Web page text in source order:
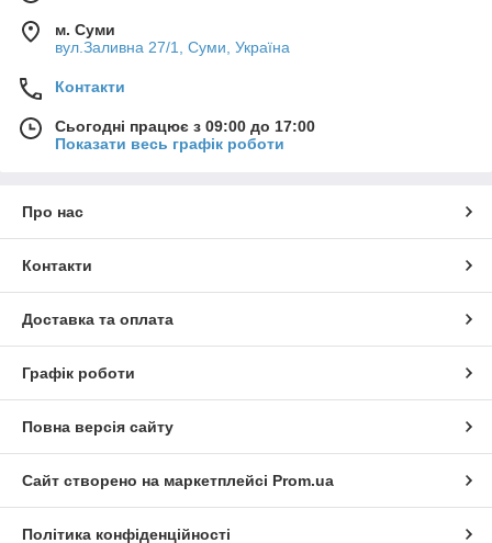
м. Суми
вул.Заливна 27/1, Суми, Україна
Контакти
Сьогодні працює з 09:00 до 17:00
Показати весь графік роботи
Про нас
Контакти
Доставка та оплата
Графік роботи
Повна версія сайту
Сайт створено на маркетплейсі Prom.ua
Політика конфіденційності